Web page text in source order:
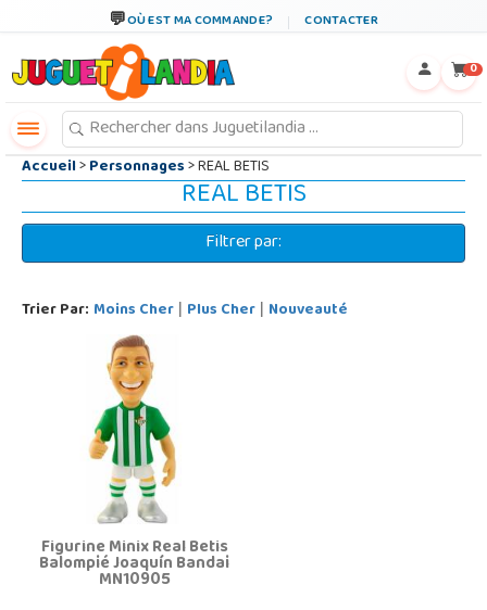
OÙ EST MA COMMANDE? CONTACTER
0
Accueil>Personnages> REAL BETIS
REAL BETIS
Filtrer par:
Trier Par: Moins Cher | Plus Cher | Nouveauté
Figurine Minix Real Betis
Balompié Joaquín Bandai
MN10905